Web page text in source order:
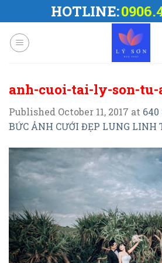
to
content
HOTLINE:
anh-cuoi-tai-ly-son-
Published October 11, 2017 at 640
BỨC ẢNH CƯỚI ĐẸP LUNG LINH